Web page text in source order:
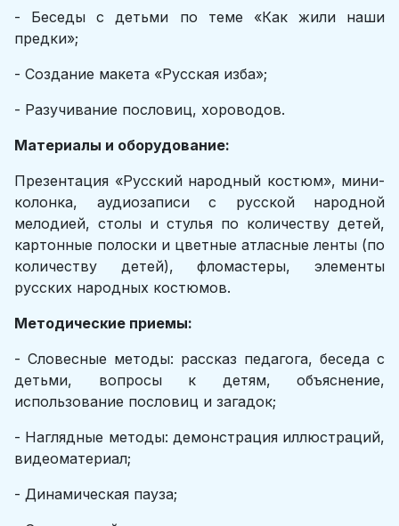
- Беседы с детьми по теме «Как жили наши
предки»;
- Создание макета «Русская изба»;
- Разучивание пословиц, хороводов.
Материалы и оборудование:
Презентация «Русский народный костюм», мини-
колонка, аудиозаписи с русской народной
мелодией, столы и стулья по количеству детей,
картонные полоски и цветные атласные ленты (по
количеству детей), фломастеры, элементы
русских народных костюмов.
Методические приемы:
- Словесные методы: рассказ педагога, беседа с
детьми, вопросы к детям, объяснение,
использование пословиц и загадок;
- Наглядные методы: демонстрация иллюстраций,
видеоматериал;
- Динамическая пауза;